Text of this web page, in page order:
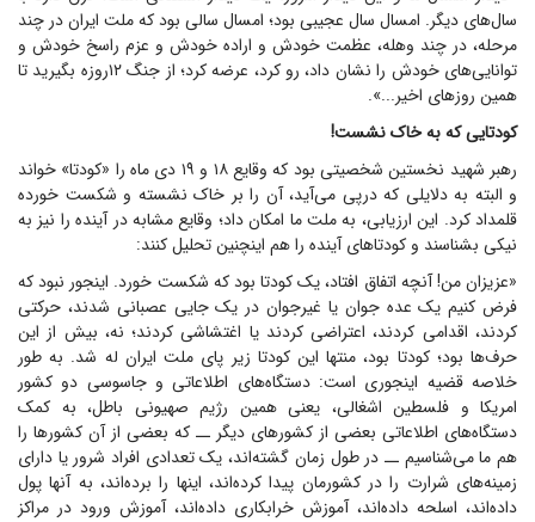
سال‌های دیگر. امسال سال عجیبی بود؛ امسال سالی بود که ملت ایران در چند
مرحله، در چند وهله، عظمت خودش و اراده خودش و عزم راسخ خودش و
توانایی‌های خودش را نشان داد، رو کرد، عرضه کرد؛ از جنگ ۱۲‌روزه بگیرید تا
همین روز‌های اخیر...».
کودتایی که به خاک نشست!
رهبر شهید نخستین شخصیتی بود که وقایع ۱۸ و ۱۹ دی ماه را «کودتا» خواند
و البته به دلایلی که درپی می‌آید، آن را بر خاک نشسته و شکست خورده
قلمداد کرد. این ارزیابی، به ملت ما امکان داد؛ وقایع مشابه در آینده را نیز به
نیکی بشناسند و کودتا‌های آینده را هم اینچنین تحلیل کنند:
«عزیزان من! آنچه اتفاق افتاد، یک کودتا بود که شکست خورد. اینجور نبود که
فرض کنیم یک عده جوان یا غیرجوان در یک جایی عصبانی شدند، حرکتی
کردند، اقدامی کردند، اعتراضی کردند یا اغتشاشی کردند؛ نه، بیش از این
حرف‌ها بود؛ کودتا بود، منتها این کودتا زیر پای ملت ایران له شد. به طور
خلاصه قضیه اینجوری است: دستگاه‌های اطلاعاتی و جاسوسی دو کشور
امریکا و فلسطین اشغالی، یعنی همین رژیم صهیونی باطل، به کمک
دستگاه‌های اطلاعاتی بعضی از کشور‌های دیگر ــ که بعضی از آن کشور‌ها را
هم ما می‌شناسیم ــ در طول زمان گشته‌اند، یک تعدادی افراد شرور یا دارای
زمینه‌های شرارت را در کشورمان پیدا کرده‌اند، اینها را برده‌اند، به آنها پول
داده‌اند، اسلحه داده‌اند، آموزش خرابکاری داده‌اند، آموزش ورود در مراکز